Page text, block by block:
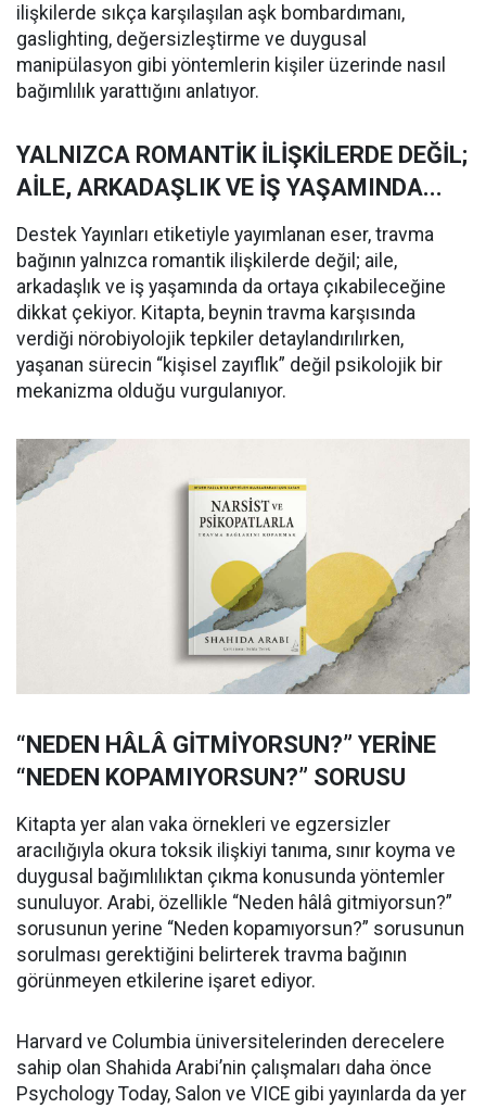
ilişkilerde sıkça karşılaşılan aşk bombardımanı,
gaslighting, değersizleştirme ve duygusal
manipülasyon gibi yöntemlerin kişiler üzerinde nasıl
bağımlılık yarattığını anlatıyor.
YALNIZCA ROMANTİK İLİŞKİLERDE DEĞİL;
AİLE, ARKADAŞLIK VE İŞ YAŞAMINDA...
Destek Yayınları etiketiyle yayımlanan eser, travma
bağının yalnızca romantik ilişkilerde değil; aile,
arkadaşlık ve iş yaşamında da ortaya çıkabileceğine
dikkat çekiyor. Kitapta, beynin travma karşısında
verdiği nörobiyolojik tepkiler detaylandırılırken,
yaşanan sürecin “kişisel zayıflık” değil psikolojik bir
mekanizma olduğu vurgulanıyor.
“NEDEN HÂLÂ GİTMİYORSUN?” YERİNE
“NEDEN KOPAMIYORSUN?” SORUSU
Kitapta yer alan vaka örnekleri ve egzersizler
aracılığıyla okura toksik ilişkiyi tanıma, sınır koyma ve
duygusal bağımlılıktan çıkma konusunda yöntemler
sunuluyor. Arabi, özellikle “Neden hâlâ gitmiyorsun?”
sorusunun yerine “Neden kopamıyorsun?” sorusunun
sorulması gerektiğini belirterek travma bağının
görünmeyen etkilerine işaret ediyor.
Harvard ve Columbia üniversitelerinden derecelere
sahip olan Shahida Arabi’nin çalışmaları daha önce
Psychology Today, Salon ve VICE gibi yayınlarda da yer